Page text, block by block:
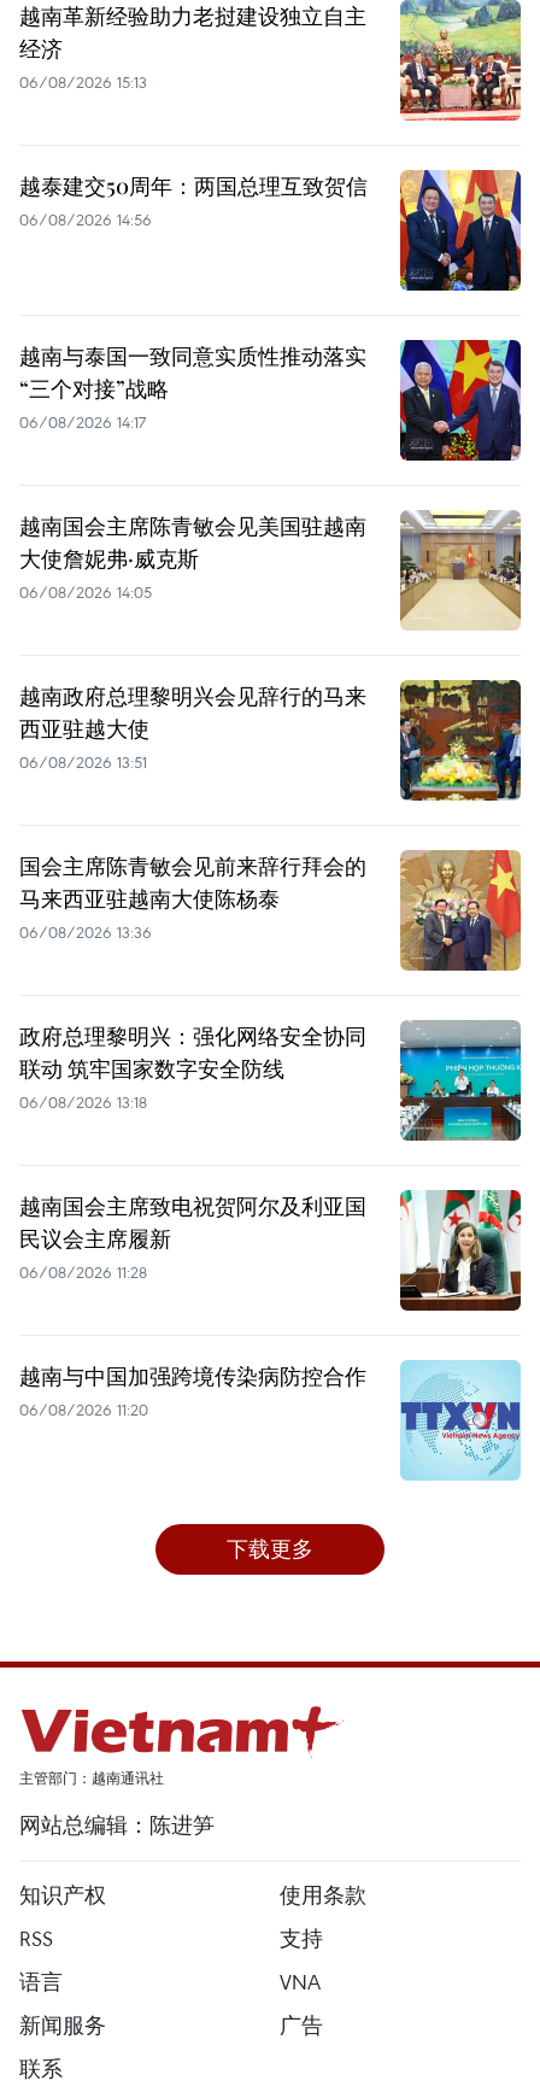
越南革新经验助力老挝建设独立自主
经济
06/08/2026 15:13
越泰建交50周年：两国总理互致贺信
06/08/2026 14:56
越南与泰国一致同意实质性推动落实
“三个对接”战略
06/08/2026 14:17
越南国会主席陈青敏会见美国驻越南
大使詹妮弗·威克斯
06/08/2026 14:05
越南政府总理黎明兴会见辞行的马来
西亚驻越大使
06/08/2026 13:51
国会主席陈青敏会见前来辞行拜会的
马来西亚驻越南大使陈杨泰
06/08/2026 13:36
政府总理黎明兴：强化网络安全协同
联动 筑牢国家数字安全防线
06/08/2026 13:18
越南国会主席致电祝贺阿尔及利亚国
民议会主席履新
06/08/2026 11:28
越南与中国加强跨境传染病防控合作
06/08/2026 11:20
下载更多
主管部门：越南通讯社
网站总编辑：陈进笋
知识产权
使用条款
RSS
支持
语言
VNA
新闻服务
广告
联系